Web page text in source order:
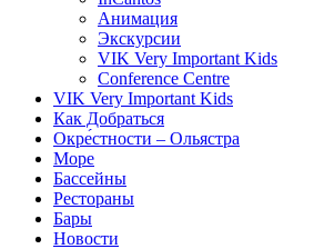
Анимация
Экскурсии
VIK Very Important Kids
Conference Centre
VIK Very Important Kids
Как Добраться
Oкре́стности – Ольястра
Море
Бассейны
Рестораны
Бары
Новости